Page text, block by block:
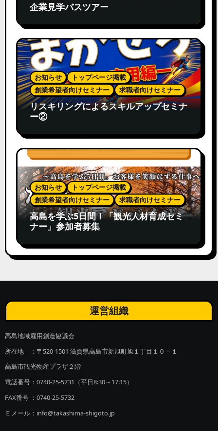
企業見学バスツアー
お知らせ
トップページ掲載
創業希望者向けセミナー
求職者向けセミナー
リスキリングによるスキルアップセミナ
ー②
お知らせ
トップページ掲載
創業希望者向けセミナー
求職者向けセミナー
高島を学ぶ5日間！「観光人材育成セミ
ナー」参加者募集
運営組織
高島地域雇用創造協議会
所在地 ：〒520-1501 滋賀県高島市新旭町旭１丁目１０－１
高島市観光物産プラザ２階
電話番号：0740-25-5731（平日8:30～17:15）
FAX番号 ：0740-25-5732
Ｅメール：info@takashima-shigoto.jp